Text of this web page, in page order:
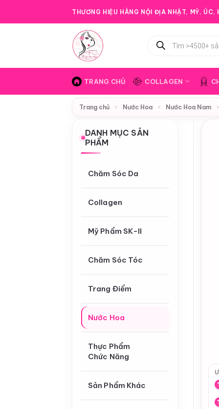
THƯƠNG HIỆU HÀNG NỘI ĐỊA NHẬT, MỸ,
kiếm
TRANG CHỦ COLLAGEN
Trang chủ › Nước Hoa › Nước Hoa Nam
DANH MỤC SẢN
PHẨM
Chăm Sóc Da
Collagen
Mỹ Phẩm SK-II
Chăm Sóc Tóc
Trang Điểm
Nước Hoa
Thực Phẩm
Chức Năng
Sản Phẩm Khác